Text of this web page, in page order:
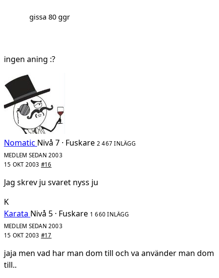
gissa 80 ggr
ingen aning :?
Nomatic Nivå 7 · Fuskare 2 467 INLÄGG
MEDLEM SEDAN 2003
15 OKT 2003 #16
Jag skrev ju svaret nyss ju
K
Karata Nivå 5 · Fuskare 1 660 INLÄGG
MEDLEM SEDAN 2003
15 OKT 2003 #17
jaja men vad har man dom till och va använder man dom
till..